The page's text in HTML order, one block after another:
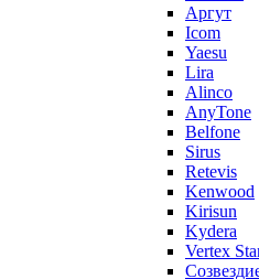
Аргут
Icom
Yaesu
Lira
Alinco
AnyTone
Belfone
Sirus
Retevis
Kenwood
Kirisun
Kydera
Vertex